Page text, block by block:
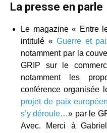
La presse en parle
Le magazine « Entre
intitulé «Guerre et
notamment par la
GRIP sur le
notamment les
conférence organisée
projet de paix
s’y déroule…» par le
Avec. Merci à